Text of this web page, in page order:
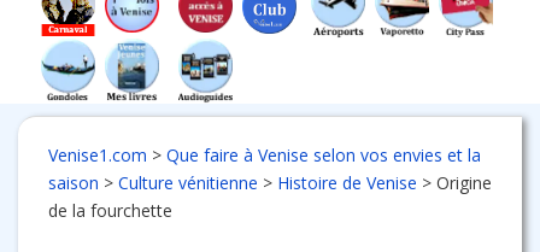
Venise1.com > Que faire à Venise selon vos envies et la
saison > Culture vénitienne > Histoire de Venise > Origine
de la fourchette